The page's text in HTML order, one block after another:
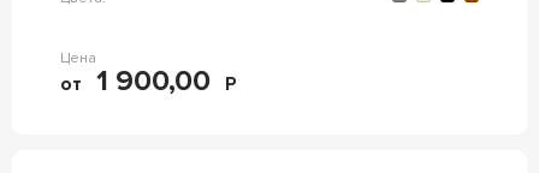
Цена
от 1 900,00 Р